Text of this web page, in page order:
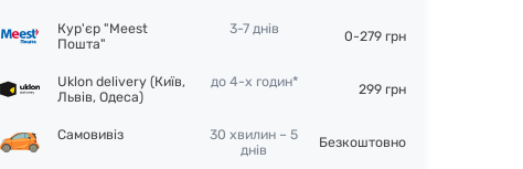
Кур'єр "Meest
Пошта"
3-7 днів 0-279 грн
Uklon delivery (Київ,
Львів, Одеса)
до 4-х годин* 299 грн
Самовивіз
30 хвилин – 5
днів
Безкоштовно